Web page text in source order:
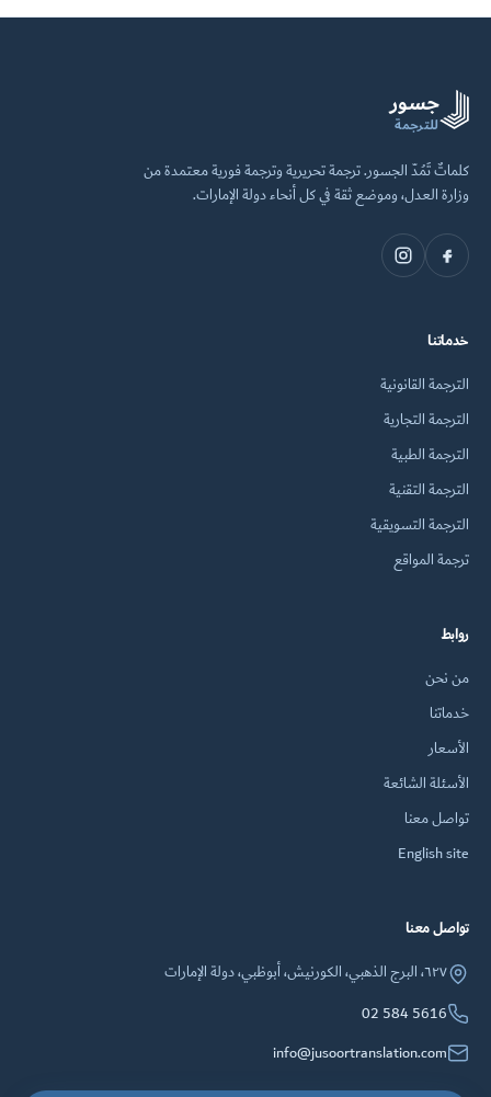
جسور
للترجمة
كلماتٌ تَمُدّ الجسور. ترجمة تحريرية وترجمة فورية معتمدة من
وزارة العدل، وموضع ثقة في كل أنحاء دولة الإمارات.
خدماتنا
الترجمة القانونية
الترجمة التجارية
الترجمة الطبية
الترجمة التقنية
الترجمة التسويقية
ترجمة المواقع
روابط
من نحن
خدماتنا
الأسعار
الأسئلة الشائعة
تواصل معنا
English site
تواصل معنا
٦٢٧، البرج الذهبي، الكورنيش، أبوظبي، دولة الإمارات
02 584 5616
info@jusoortranslation.com